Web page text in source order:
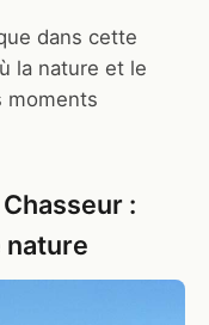
dans cette
la nature et le
moments
:
nature